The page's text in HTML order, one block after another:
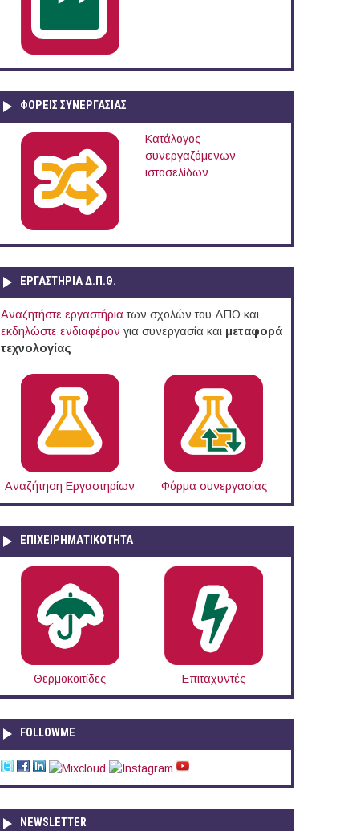
ΦΟΡΕΙΣ ΣΥΝΕΡΓΑΣΙΑΣ
Κατάλογος
συνεργαζόμενων
ιστοσελίδων
ΕΡΓΑΣΤΗΡΙΑ Δ.Π.Θ.
Αναζητήστε εργαστήρια των σχολών του ΔΠΘ και
εκδηλώστε ενδιαφέρον για συνεργασία και μεταφορά
τεχνολογίας
Αναζήτηση Εργαστηρίων Φόρμα συνεργασίας
ΕΠΙΧΕΙΡΗΜΑΤΙΚΟΤΗΤΑ
Θερμοκοιτίδες Επιταχυντές
FOLLOWME
NEWSLETTER